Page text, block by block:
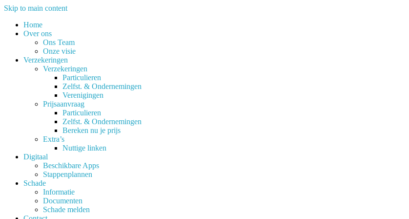
Skip to main content
Home
Over ons
Ons Team
Onze visie
Verzekeringen
Verzekeringen
Particulieren
Zelfst. & Ondernemingen
Verenigingen
Prijsaanvraag
Particulieren
Zelfst. & Ondernemingen
Bereken nu je prijs
Extra’s
Nuttige linken
Digitaal
Beschikbare Apps
Stappenplannen
Schade
Informatie
Documenten
Schade melden